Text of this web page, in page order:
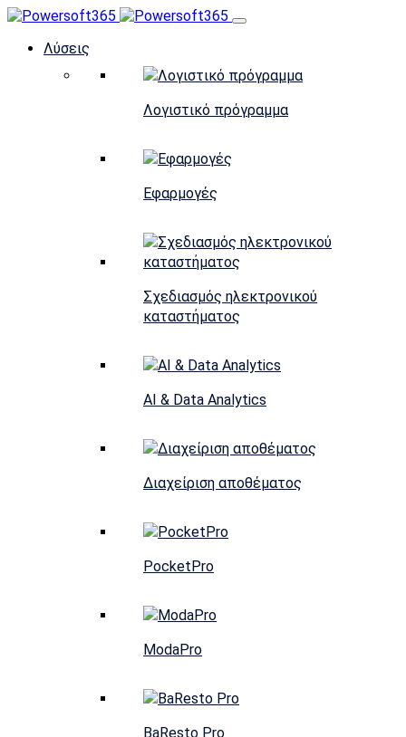
Λύσεις
Λογιστικό πρόγραμμα
Εφαρμογές
Σχεδιασμός ηλεκτρονικού
καταστήματος
AI & Data Analytics
Διαχείριση αποθέματος
PocketPro
ModaPro
BaResto Pro